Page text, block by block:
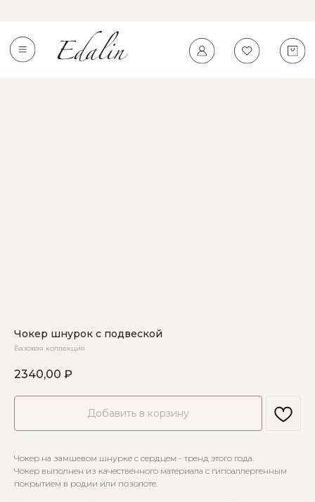
Вернуться
←
Чокер шнурок с подвеской
Базовая коллекция
2340,00 ₽
Добавить в корзину
Чокер на замшевом шнурке с сердцем - тренд этого года.
Чокер выполнен из качественного материала с гипоаллергенным
покрытием в родии или позолоте.